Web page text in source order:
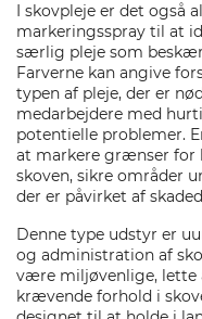
I skovpleje er det også
markeringsspray til at
særlig pleje som
Farverne kan angive
typen af pleje, der er
medarbejdere med
potentielle problemer.
at markere grænser for
skoven, sikre områder
der er påvirket af
Denne type udstyr er
og administration af
være miljøvenlige, lette
krævende forhold i